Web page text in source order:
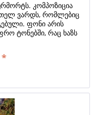
კომპოზიცია
ვარდს, რომლებიც
ფონი არის
ტონებში, რაც ხაზს
*